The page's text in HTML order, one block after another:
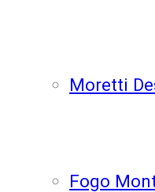
Moretti
Fogo